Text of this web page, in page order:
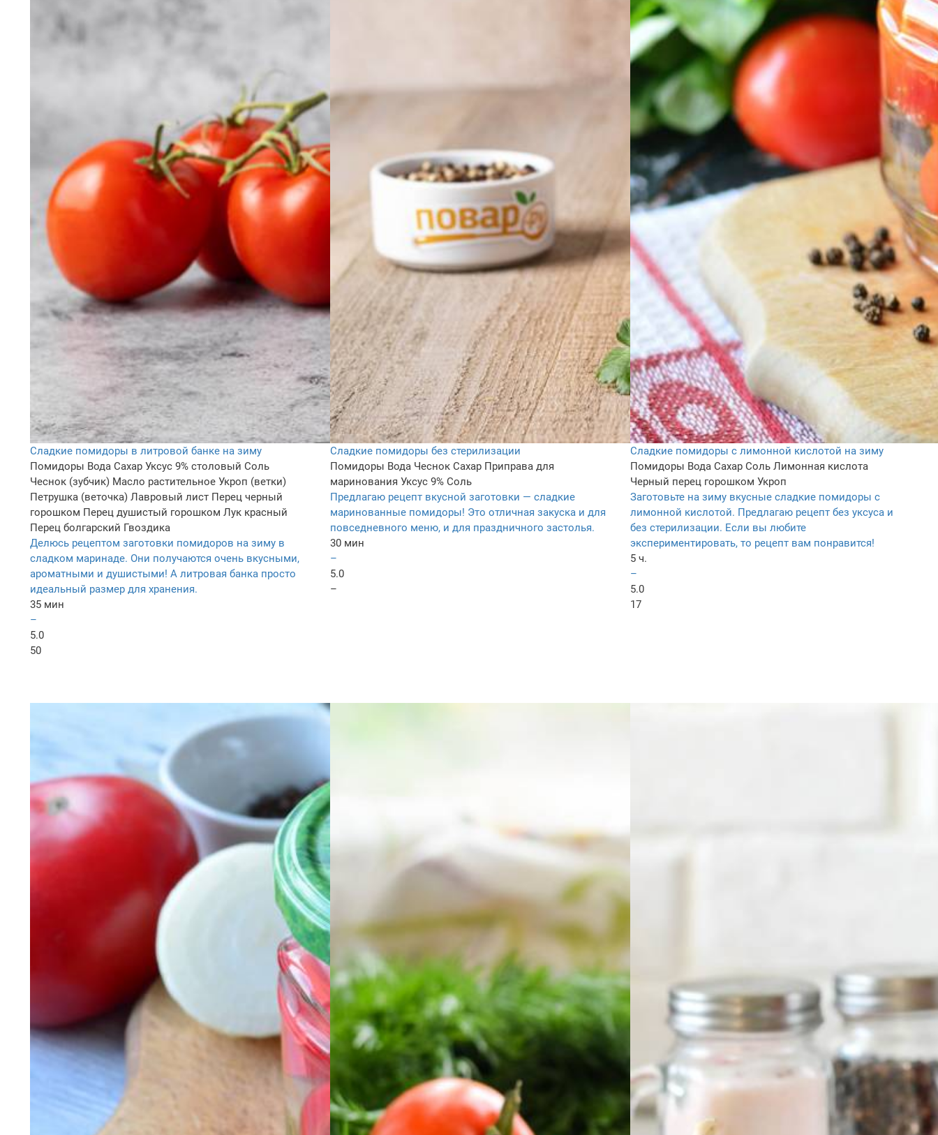
Сладкие помидоры в литровой банке на зиму
Помидоры Вода Сахар Уксус 9% столовый Соль
Чеснок (зубчик) Масло растительное Укроп (ветки)
Петрушка (веточка) Лавровый лист Перец черный
горошком Перец душистый горошком Лук красный
Перец болгарский Гвоздика
Делюсь рецептом заготовки помидоров на зиму в
сладком маринаде. Они получаются очень вкусными,
ароматными и душистыми! А литровая банка просто
идеальный размер для хранения.
35 мин
–
5.0
50
Сладкие помидоры без стерилизации
Помидоры Вода Чеснок Сахар Приправа для
маринования Уксус 9% Соль
Предлагаю рецепт вкусной заготовки — сладкие
маринованные помидоры! Это отличная закуска и для
повседневного меню, и для праздничного застолья.
30 мин
–
5.0
–
Сладкие помидоры с лимонной кислотой на зиму
Помидоры Вода Сахар Соль Лимонная кислота
Черный перец горошком Укроп
Заготовьте на зиму вкусные сладкие помидоры с
лимонной кислотой. Предлагаю рецепт без уксуса и
без стерилизации. Если вы любите
экспериментировать, то рецепт вам понравится!
5 ч.
–
5.0
17